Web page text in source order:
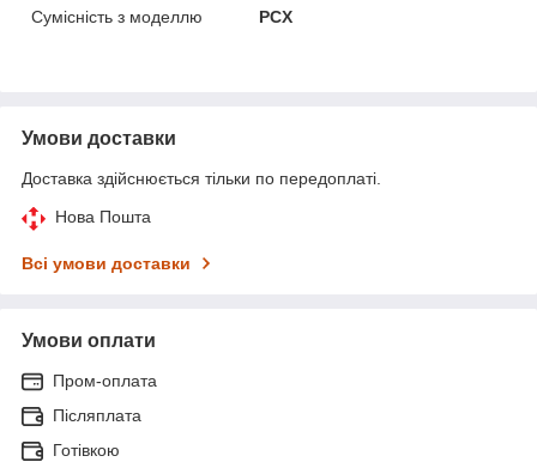
Сумісність з моделлю
PCX
Умови доставки
Доставка здійснюється тільки по передоплаті.
Нова Пошта
Всі умови доставки
Умови оплати
Пром-оплата
Післяплата
Готівкою